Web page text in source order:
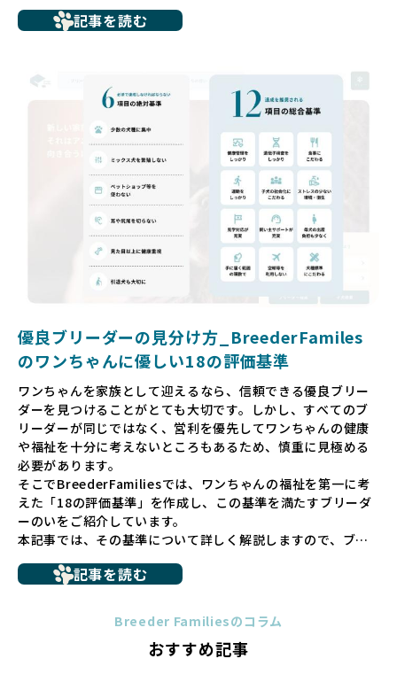
ち、健康面や社会性に問題を抱えていたり、またブリーダー
いるというケースもあります。こうした問題は、消費者にと
っても大きな負担であり、ワンちゃん自身にとっても非常に
だからこそ、私たちは正しい情報と安心して選べる場所を提
供すべきだと考えています。BreederFamiliesでは、ワンち
ゃんを家族のように愛する「優良ブリーダー」のみを独自の
厳しい基準で厳選し、その評価基準や評価結果をオープンに
しています。これにより、消費者の皆様が安心して子犬やブ
リーダーを選べる環境を整えています。
そして、消費者の皆様が正しい情報をもとに優良ブリーダー
を求めることで、ワンちゃんを家族のように愛する優良ブリ
ーダーが増え、営利優先の「悪徳ブリーダー」が自然と淘汰
される社会を目指しています。目の前の子犬だけでなく、親
ゃんに優しい世界を築いていきたいと考えています。
長するための環境が十分に整っていない場合が多く、販売ま
での間に過密な環境や長距離移動のストレスを受けることが
少なくありません。このような環境は、健康リスクや社会性
の問題につながりやすく、ワンちゃんにとっても望ましいと
は言えません。
こうした背景から、BreederFamiliesはペットショップを介
さない直接販売を採用するとともに、ペットオークションや
ペットショップを利用するブリーダーの掲載も行ってしませ
ん。
ペットショップを避けた方がいい理由の詳細はこちら
法令レベルの最低基準にとどまっていることが問題です。こ
の法令レベルの基準はブリーディング環境の最低限を定める
ものに過ぎず、ワンちゃんの心身の福祉やブリーダーの責任
記事を読む
優良ブリーダーの見分け方_BreederFamiles
のワンちゃんに優しい18の評価基準
ワンちゃんを家族として迎えるなら、信頼できる優良ブリー
ダーを見つけることがとても大切です。しかし、すべてのブ
リーダーが同じではなく、営利を優先してワンちゃんの健康
や福祉を十分に考えないところもあるため、慎重に見極める
必要があります。
そこでBreederFamiliesでは、ワンちゃんの福祉を第一に考
えた「18の評価基準」を作成し、この基準を満たすブリーダ
ーのいをご紹介しています。
本記事では、その基準について詳しく解説しますので、ブリ
に断尾（しっぽを切る）や断耳（耳を切る）が行われている
これは痛みを伴う処置で、ワンちゃんの身体的な負担が大き
記事を読む
Breeder Familiesのコラム
おすすめ記事